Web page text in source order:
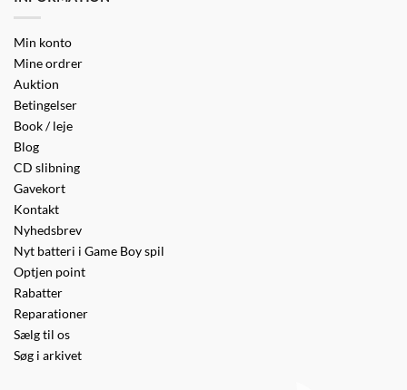
Min konto
Mine ordrer
Auktion
Betingelser
Book / leje
Blog
CD slibning
Gavekort
Kontakt
Nyhedsbrev
Nyt batteri i Game Boy spil
Optjen point
Rabatter
Reparationer
Sælg til os
Søg i arkivet